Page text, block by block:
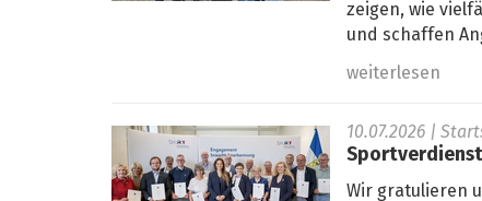
zeigen, wie
und schaffen
weiterlesen
10.07.2026 |
Wir gratulieren